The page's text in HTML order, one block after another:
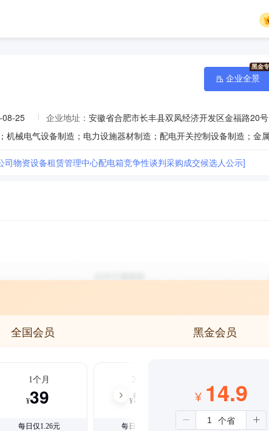
08-25 企业地址： 安徽省合肥市长丰县双凤经济开发区金福路20号
物资设备租赁管理中心配电箱竞争性谈判采购成交候选人公示]
企业全景
全国会员 黑金会员
1个月
¥39
每日仅1.26元
3个月
¥99
每日仅1.08元
¥ 14.9